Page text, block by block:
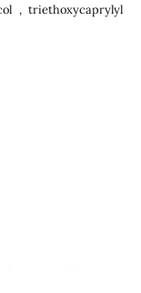
, triethoxycaprylyl